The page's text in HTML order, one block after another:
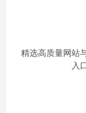
精选高质量网站
入